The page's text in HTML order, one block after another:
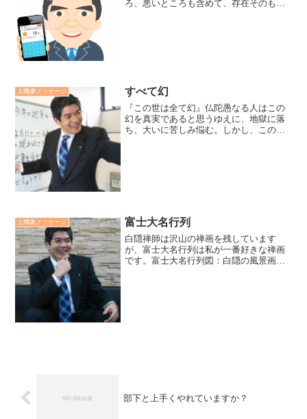
ろ、悪いところも含めて、存在そのもの
上機嫌メッセージ すべて幻
『この世は全て幻』仏陀愚なる人はこの
幻を真実であると思うゆえに、地獄に落
ち、大いに苦しみ悩む。しかし、この幻
上機嫌メッセージ 富士大名行列
白隠禅師は沢山の禅画を残しています
が、富士大名行列は私が一番好きな禅画
です。富士大名行列図：白隠の風景画皆
部下と上手くやれていますか？